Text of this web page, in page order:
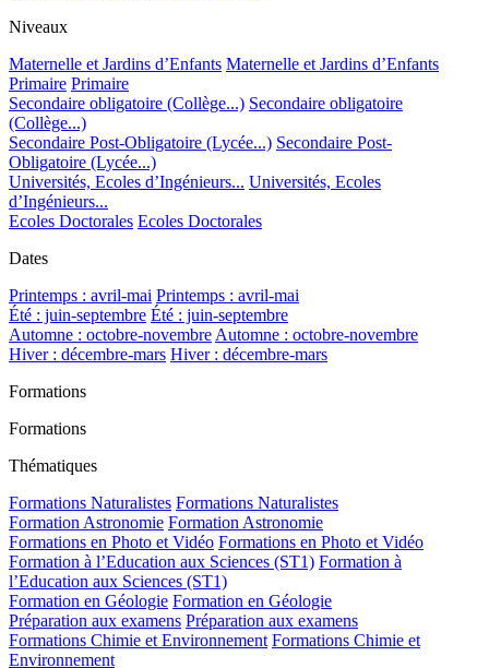
Niveaux
Maternelle et Jardins d’Enfants Maternelle et Jardins d’Enfants
Primaire Primaire
Secondaire obligatoire (Collège...) Secondaire obligatoire
(Collège...)
Secondaire Post-Obligatoire (Lycée...) Secondaire Post-
Obligatoire (Lycée...)
Universités, Ecoles d’Ingénieurs... Universités, Ecoles
d’Ingénieurs...
Ecoles Doctorales Ecoles Doctorales
Dates
Printemps : avril-mai Printemps : avril-mai
Été : juin-septembre Été : juin-septembre
Automne : octobre-novembre Automne : octobre-novembre
Hiver : décembre-mars Hiver : décembre-mars
Formations
Formations
Thématiques
Formations Naturalistes Formations Naturalistes
Formation Astronomie Formation Astronomie
Formations en Photo et Vidéo Formations en Photo et Vidéo
Formation à l’Education aux Sciences (ST1) Formation à
l’Education aux Sciences (ST1)
Formation en Géologie Formation en Géologie
Préparation aux examens Préparation aux examens
Formations Chimie et Environnement Formations Chimie et
Environnement